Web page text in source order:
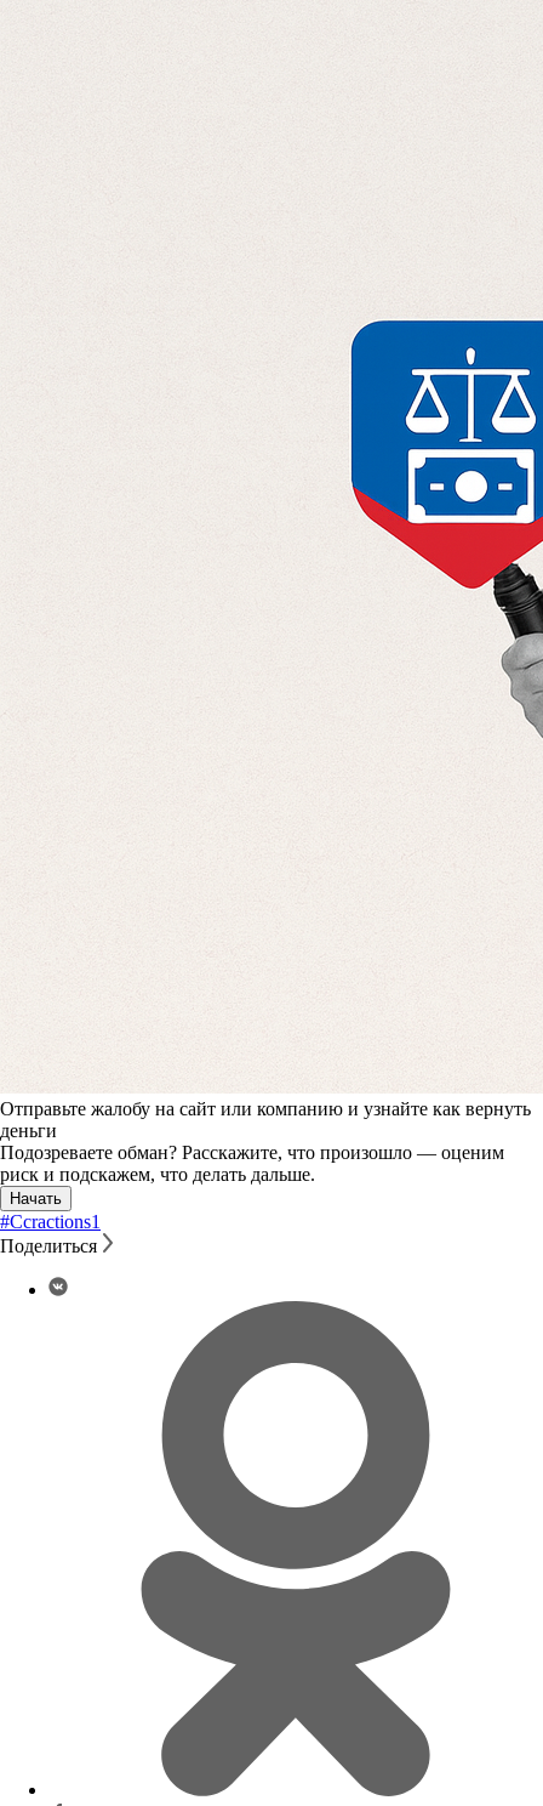
Отправьте жалобу на сайт или компанию и узнайте как вернуть
деньги
Подозреваете обман? Расскажите, что произошло — оценим
риск и подскажем, что делать дальше.
Начать
#Ccractions1
Поделиться